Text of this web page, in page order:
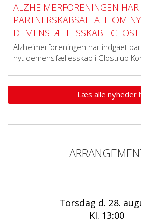
ALZHEIMERFORENINGEN
PARTNERSKABSAFTALE OM
DEMENSFÆLLESSKAB I
Alzheimerforeningen har indgået
nyt demensfællesskab i Glostrup
Læs alle nyheder
Torsdag d. 28.
Kl. 13:00